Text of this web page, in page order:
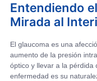
Entendiendo
Mirada al
El glaucoma es una
aumento de la presión
óptico y llevar a la pérdida
enfermedad es su